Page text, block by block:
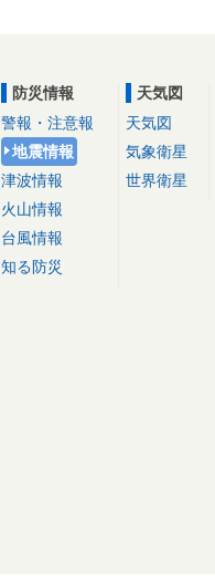
防災情報
警報・注意報
地震情報
津波情報
火山情報
台風情報
知る防災
天気図
天気図
気象衛星
世界衛星